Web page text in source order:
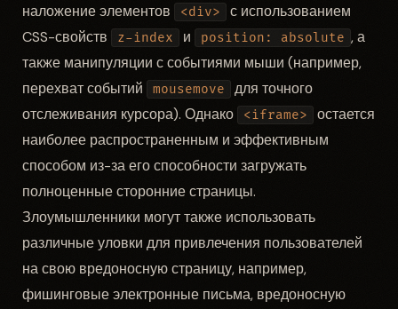
наложение элементов
<div>
с использованием
CSS-свойств
z-index и position: absolute , а
также манипуляции с событиями мыши (например,
перехват событий
mousemove
для точного
отслеживания курсора). Однако
<iframe>
остается
наиболее распространенным и эффективным
способом из-за его способности загружать
полноценные сторонние страницы.
Злоумышленники могут также использовать
различные уловки для привлечения пользователей
на свою вредоносную страницу, например,
фишинговые электронные письма, вредоносную